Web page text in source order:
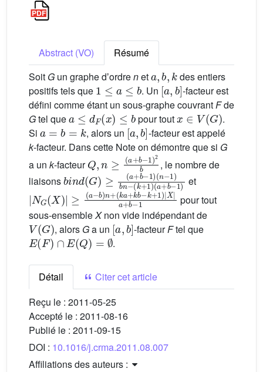
Abstract (VO)
Résumé
Soit G un graphe dʼordrenet
,b,k
des entiers
positifs tels que
1≤a≤b
. Un
[a,b]
-facteur est
défini comme étant un sous-graphe couvrantFde
Gtel que
a≤dF(x)≤b
pour tout
x∈V(G)
.
Si
a=b=k
, alors un
[ a,b]
-facteur est appelé
k-facteur. Dans cette Note on démontre que si G
a un k-facteur
Q,n≥ a+b−1)2b
, le nombre de
liaisons
bind (G)≥ a+ b−1
(n−1 )bn− (k+ 1) (a +b−1)
et
) −b )n+
b 1)| X|a+ b−1
pour tout
sous-ensembleXnon vide indépendant de
V(G)
, alors Ga un
[a ,b]
-facteurFtel que
E (F)∩E(Q)=∅
.
Détail
Citer cet article
Reçu le : 2011-05-25
Accepté le : 2011-08-16
Publié le : 2011-09-15
DOI : 10.1016/j.crma.2011.08.007
Affiliations des auteurs :